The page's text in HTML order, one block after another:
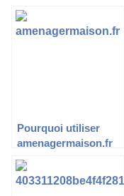
Pourquoi utiliser
amenagermaison.fr
pour vos projets
d’aménagement ?